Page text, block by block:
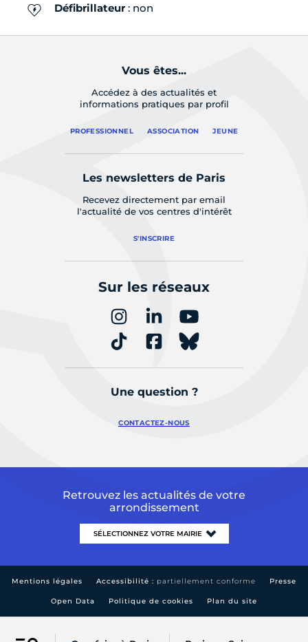
Défibrillateur: non
Vous êtes...
Accédez à des actualités et
informations pratiques par profil
PROFESSIONNEL ASSOCIATION JEUNE
Les newsletters de Paris
Recevez directement par email
l'actualité de vos centres d'intérêt
S'INSCRIRE
Sur les réseaux
Une question ?
CONTACTEZ-NOUS
Retrouvez les actualités de votre
arrondissement
Mentions légales Accessibilité : partiellement conforme Presse
Open Data Politique de cookies Plan du site